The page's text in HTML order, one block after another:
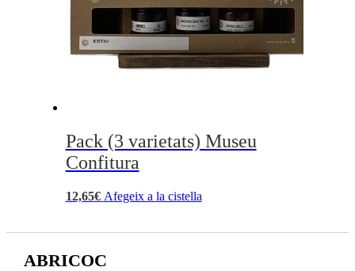
Pack (3 varietats) Museu
Confitura
12,65€ Afegeix a la cistella
ABRICOC